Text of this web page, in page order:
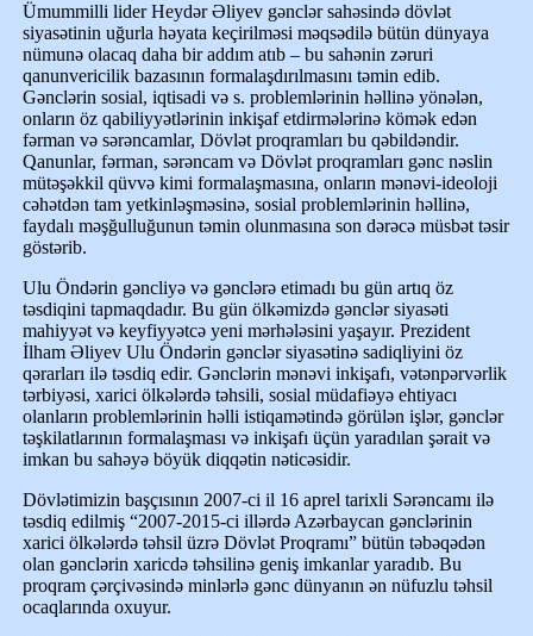
Ümummilli lider Heydər Əliyev gənclər sahəsində dövlət
siyasətinin uğurla həyata keçirilməsi məqsədilə bütün dünyaya
nümunə olacaq daha bir addım atıb – bu sahənin zəruri
qanunvericilik bazasının formalaşdırılmasını təmin edib.
Gənclərin sosial, iqtisadi və s. problemlərinin həllinə yönələn,
onların öz qabiliyyətlərinin inkişaf etdirmələrinə kömək edən
fərman və sərəncamlar, Dövlət proqramları bu qəbildəndir.
Qanunlar, fərman, sərəncam və Dövlət proqramları gənc nəslin
mütəşəkkil qüvvə kimi formalaşmasına, onların mənəvi-ideoloji
cəhətdən tam yetkinləşməsinə, sosial problemlərinin həllinə,
faydalı məşğulluğunun təmin olunmasına son dərəcə müsbət təsir
göstərib.
Ulu Öndərin gəncliyə və gənclərə etimadı bu gün artıq öz
təsdiqini tapmaqdadır. Bu gün ölkəmizdə gənclər siyasəti
mahiyyət və keyfiyyətcə yeni mərhələsini yaşayır. Prezident
İlham Əliyev Ulu Öndərin gənclər siyasətinə sadiqliyini öz
qərarları ilə təsdiq edir. Gənclərin mənəvi inkişafı, vətənpərvərlik
tərbiyəsi, xarici ölkələrdə təhsili, sosial müdafiəyə ehtiyacı
olanların problemlərinin həlli istiqamətində görülən işlər, gənclər
təşkilatlarının formalaşması və inkişafı üçün yaradılan şərait və
imkan bu sahəyə böyük diqqətin nəticəsidir.
Dövlətimizin başçısının 2007-ci il 16 aprel tarixli Sərəncamı ilə
təsdiq edilmiş “2007-2015-ci illərdə Azərbaycan gənclərinin
xarici ölkələrdə təhsil üzrə Dövlət Proqramı” bütün təbəqədən
olan gənclərin xaricdə təhsilinə geniş imkanlar yaradıb. Bu
proqram çərçivəsində minlərlə gənc dünyanın ən nüfuzlu təhsil
ocaqlarında oxuyur.